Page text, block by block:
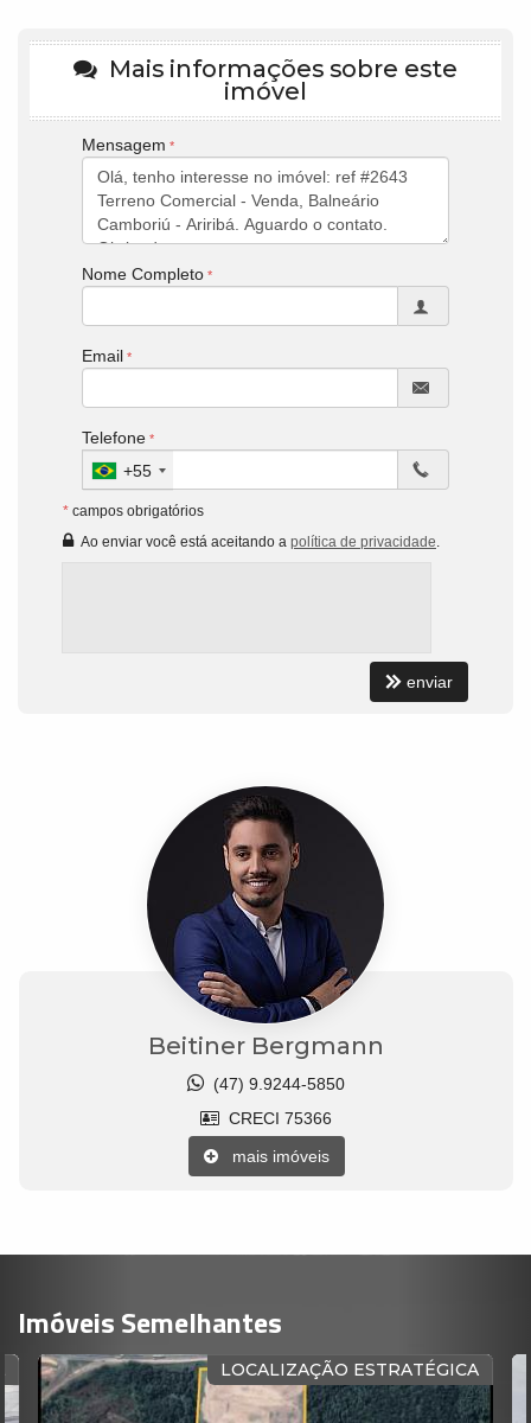
Mais informações sobre este
imóvel
Mensagem
Nome Completo
Email
Telefone
+55
* campos obrigatórios
Ao enviar você está aceitando a política de privacidade.
enviar
Beitiner Bergmann
(47) 9.9244-5850
CRECI 75366
mais imóveis
Imóveis Semelhantes
GALPÃO INDUSTRIAL